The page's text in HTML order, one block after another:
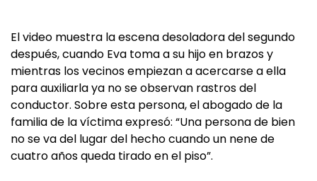
El video muestra la escena desoladora del segundo
después, cuando Eva toma a su hijo en brazos y
mientras los vecinos empiezan a acercarse a ella
para auxiliarla ya no se observan rastros del
conductor. Sobre esta persona, el abogado de la
familia de la víctima expresó: “Una persona de bien
no se va del lugar del hecho cuando un nene de
cuatro años queda tirado en el piso”.